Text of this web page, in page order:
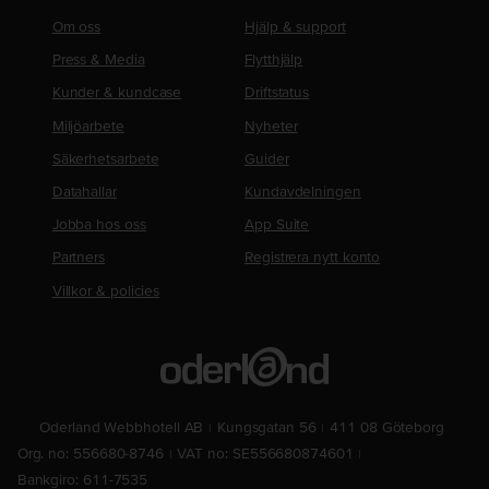
Om oss
Press & Media
Kunder & kundcase
Miljöarbete
Säkerhetsarbete
Datahallar
Jobba hos oss
Partners
Villkor & policies
Hjälp & support
Flytthjälp
Driftstatus
Nyheter
Guider
Kundavdelningen
App Suite
Registrera nytt konto
Oderland Webbhotell AB Kungsgatan 56
411 08 Göteborg
Org. no: 556680-8746
VAT no: SE556680874601
Bankgiro: 611-7535